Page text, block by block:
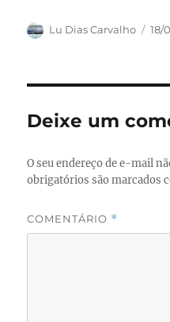
c
b
o
o
k
st
d
o
n
ai a
Autor
Lu Dias Carvalho 18/
Deixe um
O seu endereço de e-mail
obrigatórios são marcados
COMENTÁRIO *